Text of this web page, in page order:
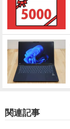
関連記事